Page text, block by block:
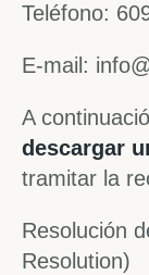
Teléfono:
E-mail:
A
descargar
tramitar la
Resolución
Resolution)